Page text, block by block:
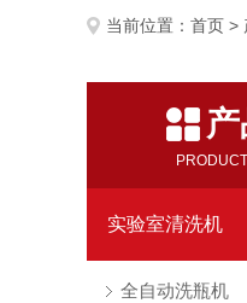
当前位置： 首页 >
实验室清洗机
全自动洗瓶机